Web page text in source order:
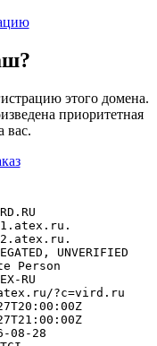
этого домена.
приоритетная
вас.
UNVERIFIED
Person
RU
?c=vird.ru
08-28